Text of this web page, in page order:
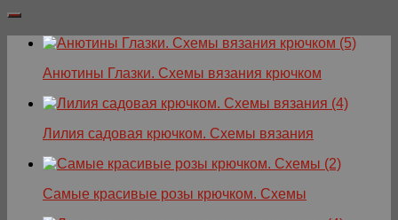
Анютины Глазки. Схемы вязания крючком
Лилия садовая крючком. Схемы вязания
Самые красивые розы крючком. Схемы